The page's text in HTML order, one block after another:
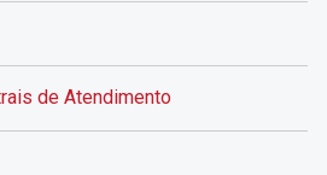
de Atendimento